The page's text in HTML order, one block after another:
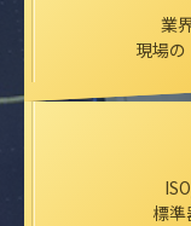
業
現場
標